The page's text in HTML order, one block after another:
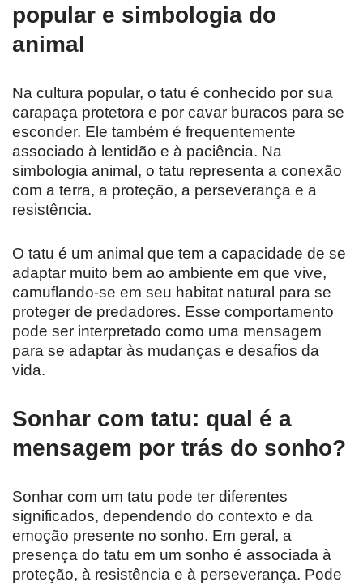
popular e simbologia do
animal
Na cultura popular, o tatu é conhecido por sua
carapaça protetora e por cavar buracos para se
esconder. Ele também é frequentemente
associado à lentidão e à paciência. Na
simbologia animal, o tatu representa a conexão
com a terra, a proteção, a perseverança e a
resistência.
O tatu é um animal que tem a capacidade de se
adaptar muito bem ao ambiente em que vive,
camuflando-se em seu habitat natural para se
proteger de predadores. Esse comportamento
pode ser interpretado como uma mensagem
para se adaptar às mudanças e desafios da
vida.
Sonhar com tatu: qual é a
mensagem por trás do sonho?
Sonhar com um tatu pode ter diferentes
significados, dependendo do contexto e da
emoção presente no sonho. Em geral, a
presença do tatu em um sonho é associada à
proteção, à resistência e à perseverança. Pode